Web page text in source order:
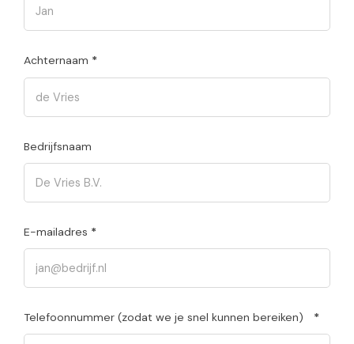
Achternaam *
Bedrijfsnaam
E-mailadres *
Telefoonnummer (zodat we je snel kunnen bereiken) *